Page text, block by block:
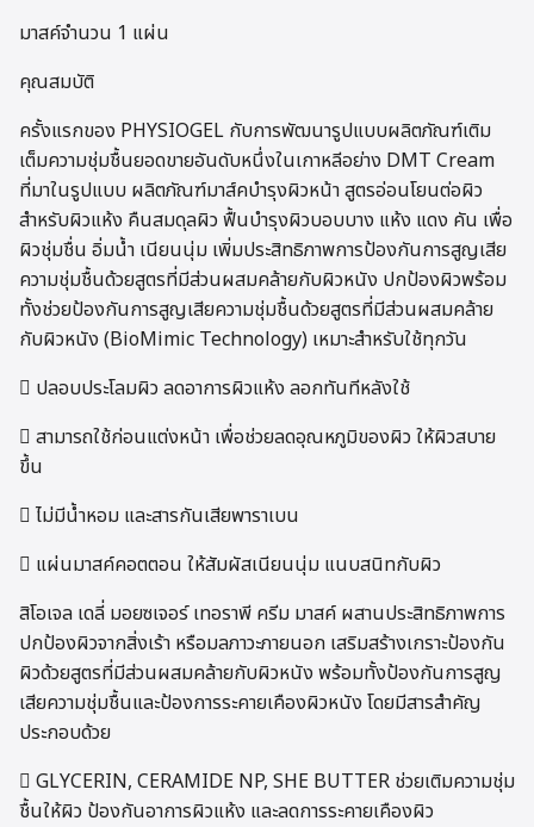
มาสค์จำนวน 1 แผ่น
คุณสมบัติ
ครั้งแรกของ PHYSIOGEL กับการพัฒนารูปแบบผลิตภัณฑ์เติม
เต็มความชุ่มชื้นยอดขายอันดับหนึ่งในเกาหลีอย่าง DMT Cream
ที่มาในรูปแบบ ผลิตภัณฑ์มาส์คบำรุงผิวหน้า สูตรอ่อนโยนต่อผิว
สำหรับผิวแห้ง คืนสมดุลผิว ฟื้นบำรุงผิวบอบบาง แห้ง แดง คัน เพื่อ
ผิวชุ่มชื่น อิ่มน้ำ เนียนนุ่ม เพิ่มประสิทธิภาพการป้องกันการสูญเสีย
ความชุ่มชื้นด้วยสูตรที่มีส่วนผสมคล้ายกับผิวหนัง ปกป้องผิวพร้อม
ทั้งช่วยป้องกันการสูญเสียความชุ่มชื้นด้วยสูตรที่มีส่วนผสมคล้าย
กับผิวหนัง (BioMimic Technology) เหมาะสำหรับใช้ทุกวัน
 ปลอบประโลมผิว ลดอาการผิวแห้ง ลอกทันทีหลังใช้
 สามารถใช้ก่อนแต่งหน้า เพื่อช่วยลดอุณหภูมิของผิว ให้ผิวสบาย
ขึ้น
 ไม่มีน้ำหอม และสารกันเสียพาราเบน
 แผ่นมาสค์คอตตอน ให้สัมผัสเนียนนุ่ม แนบสนิทกับผิว
สิโอเจล เดลี่ มอยซเจอร์ เทอราพี ครีม มาสค์ ผสานประสิทธิภาพการ
ปกป้องผิวจากสิ่งเร้า หรือมลภาวะภายนอก เสริมสร้างเกราะป้องกัน
ผิวด้วยสูตรที่มีส่วนผสมคล้ายกับผิวหนัง พร้อมทั้งป้องกันการสูญ
เสียความชุ่มชื้นและป้องการระคายเคืองผิวหนัง โดยมีสารสำคัญ
ประกอบด้วย
 GLYCERIN, CERAMIDE NP, SHE BUTTER ช่วยเติมความชุ่ม
ชื้นให้ผิว ป้องกันอาการผิวแห้ง และลดการระคายเคืองผิว